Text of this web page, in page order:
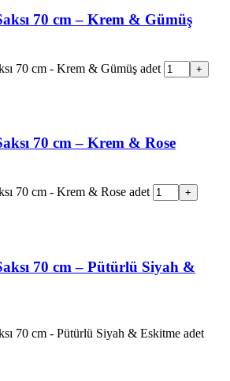
70 cm – Krem & Gümüş
70 cm - Krem & Gümüş adet +
70 cm – Krem & Rose
70 cm - Krem & Rose adet +
70 cm – Pütürlü Siyah &
70 cm - Pütürlü Siyah & Eskitme adet